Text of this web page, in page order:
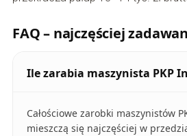
FAQ – najczęściej
Ile zarabia maszynista PKP
Całościowe zarobki maszynistów
mieszczą się najczęściej w